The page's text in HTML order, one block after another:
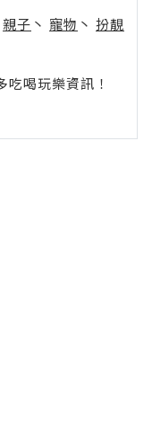
親子 丶 寵物 丶 扮靚
喝玩樂資訊！